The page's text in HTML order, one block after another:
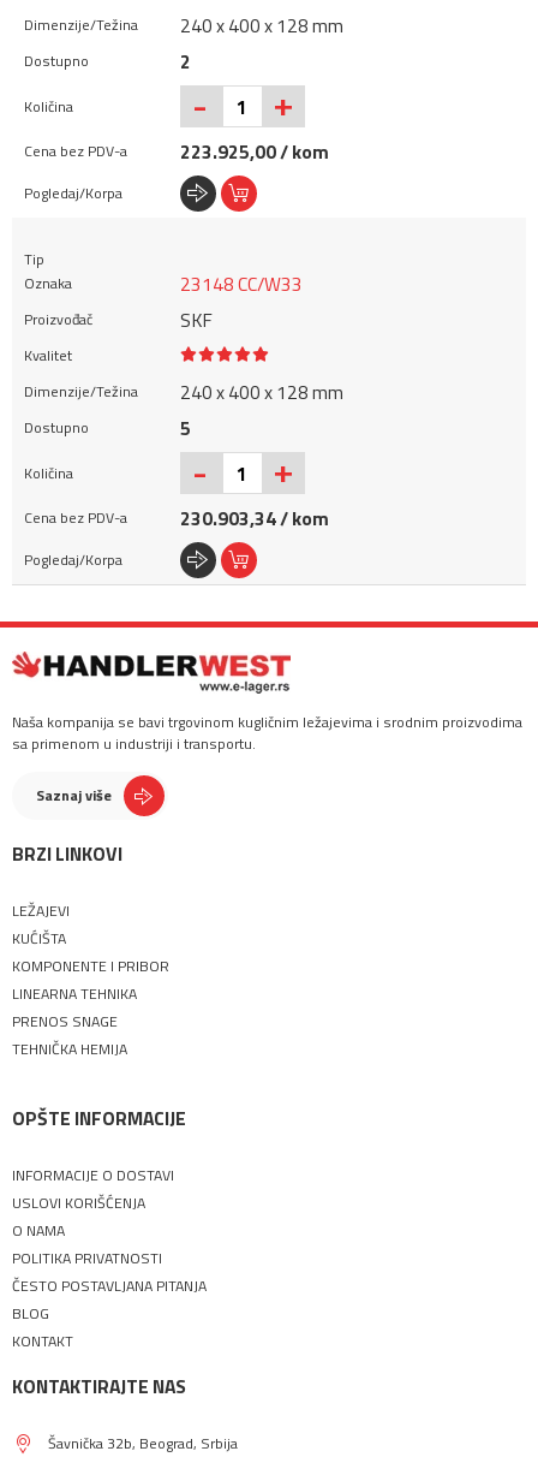
240 x 400 x 128 mm
2
- +
223.925,00 / kom
23148 CC/W33
SKF
240 x 400 x 128 mm
5
- +
230.903,34 / kom
Naša kompanija se bavi trgovinom kugličnim ležajevima i srodnim proizvodima
sa primenom u industriji i transportu.
Saznaj više
BRZI LINKOVI
LEŽAJEVI
KUĆIŠTA
KOMPONENTE I PRIBOR
LINEARNA TEHNIKA
PRENOS SNAGE
TEHNIČKA HEMIJA
OPŠTE INFORMACIJE
INFORMACIJE O DOSTAVI
USLOVI KORIŠĆENJA
O NAMA
POLITIKA PRIVATNOSTI
ČESTO POSTAVLJANA PITANJA
BLOG
KONTAKT
KONTAKTIRAJTE NAS
Šavnička 32b, Beograd, Srbija